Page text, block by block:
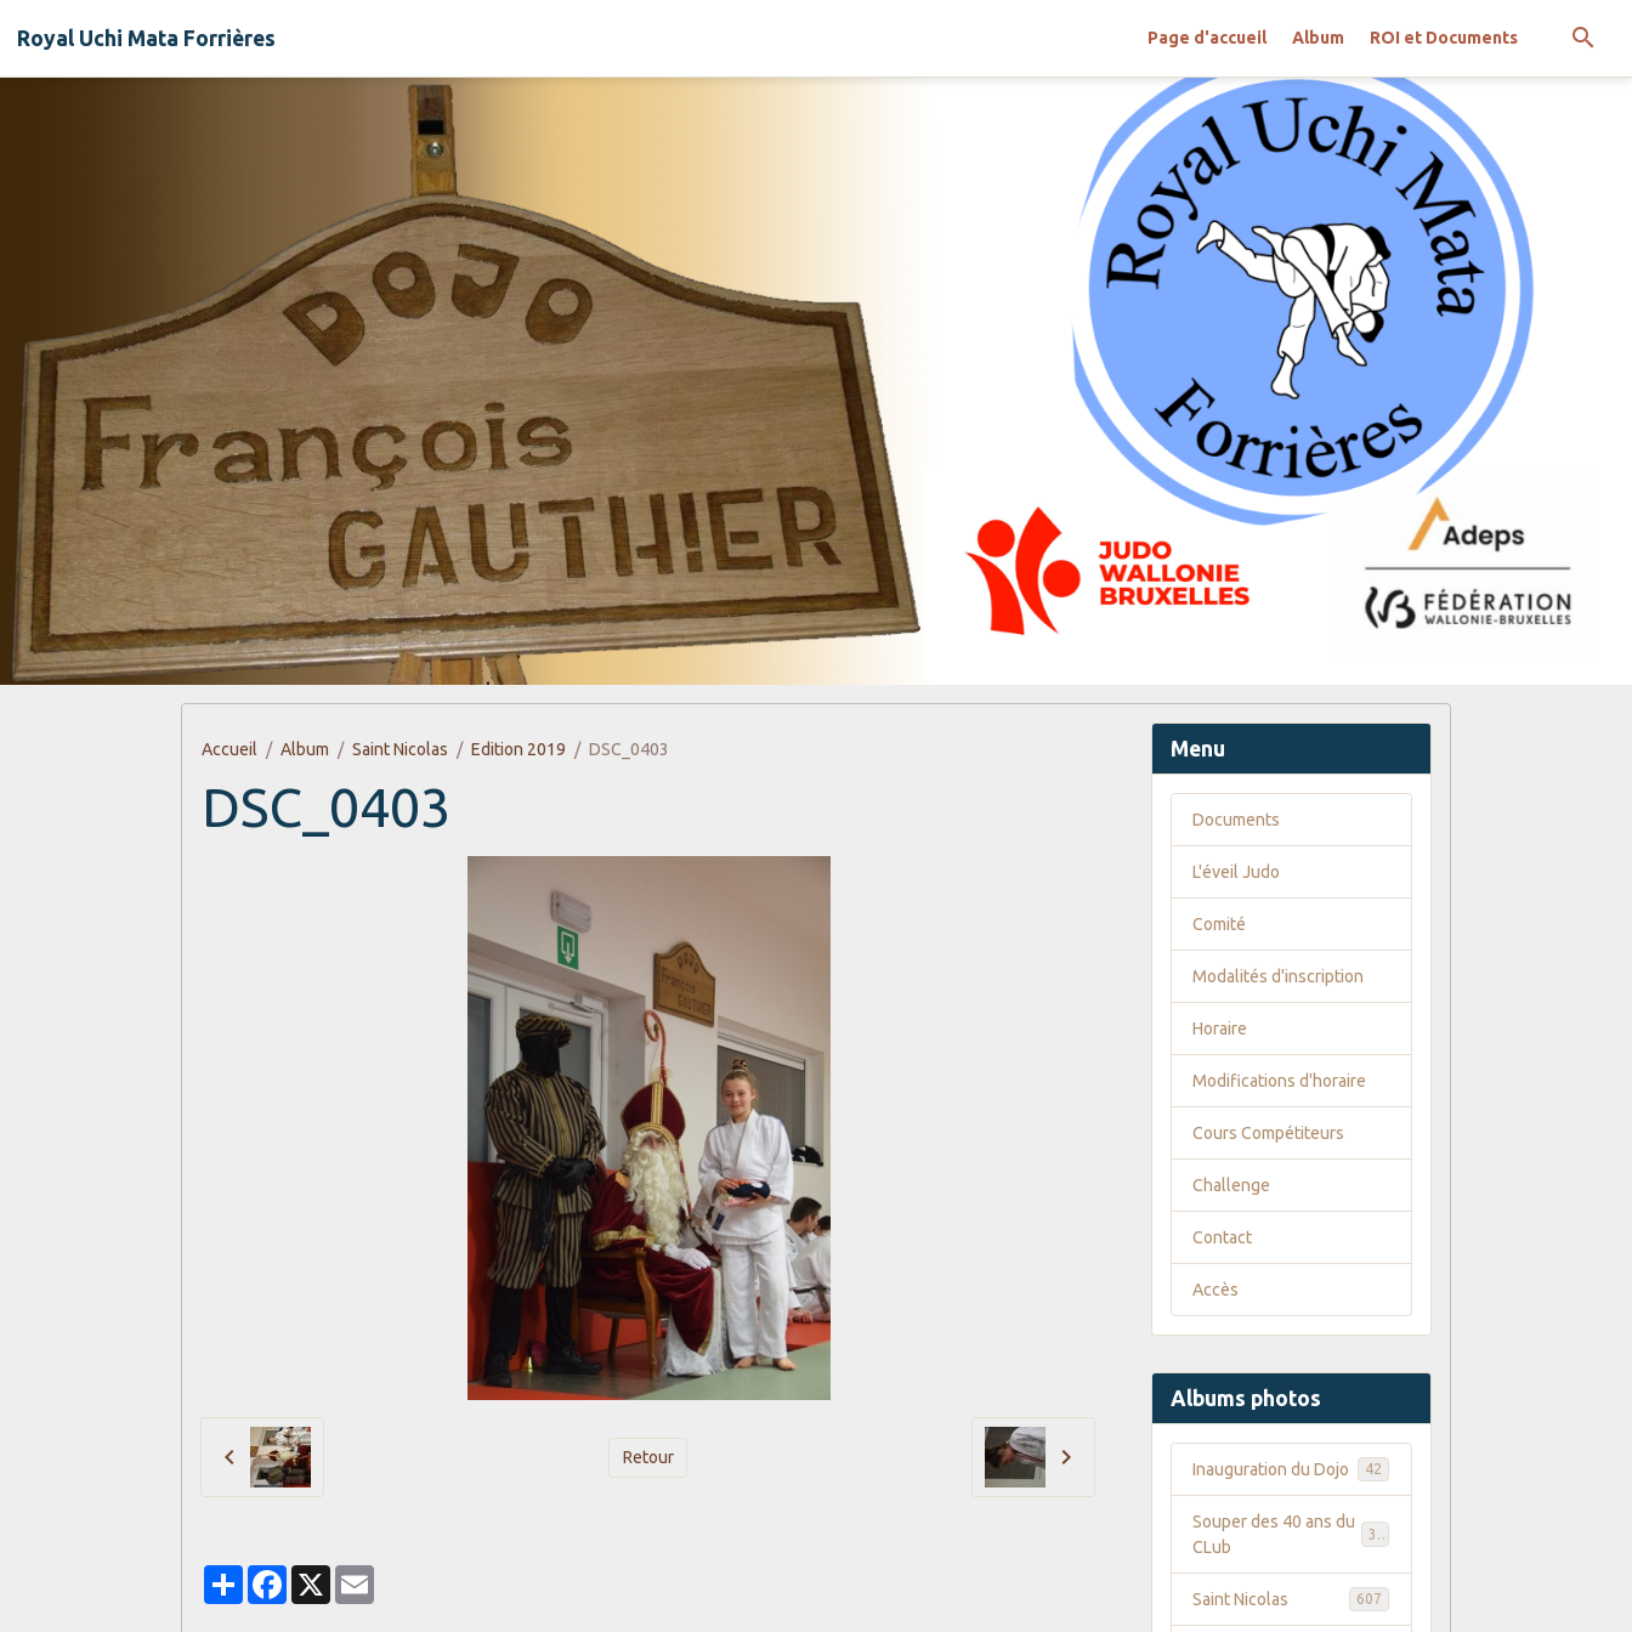
Royal Uchi Mata Forrières Page d'accueil Album ROI et Documents
Accueil Album Saint Nicolas Edition 2019 DSC_0403
DSC_0403
Retour
PartagerFacebook
X
Menu
Documents
L'éveil Judo
Comité
Modalités d'inscription
Horaire
Modifications d'horaire
Cours Compétiteurs
Challenge
Contact
Accès
Albums photos
Inauguration du Dojo 42
Souper des 40 ans du
CLub
Saint Nicolas 607